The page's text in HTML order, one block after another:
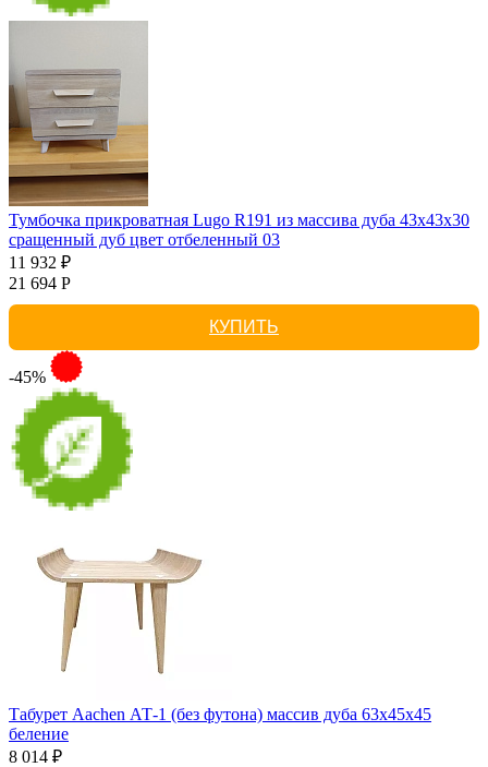
Тумбочка прикроватная Lugo R191 из массива дуба 43х43х30
сращенный дуб цвет отбеленный 03
11 932 ₽
21 694 Р
КУПИТЬ
-45%
Табурет Aachen АТ-1 (без футона) массив дуба 63х45х45
беление
8 014 ₽